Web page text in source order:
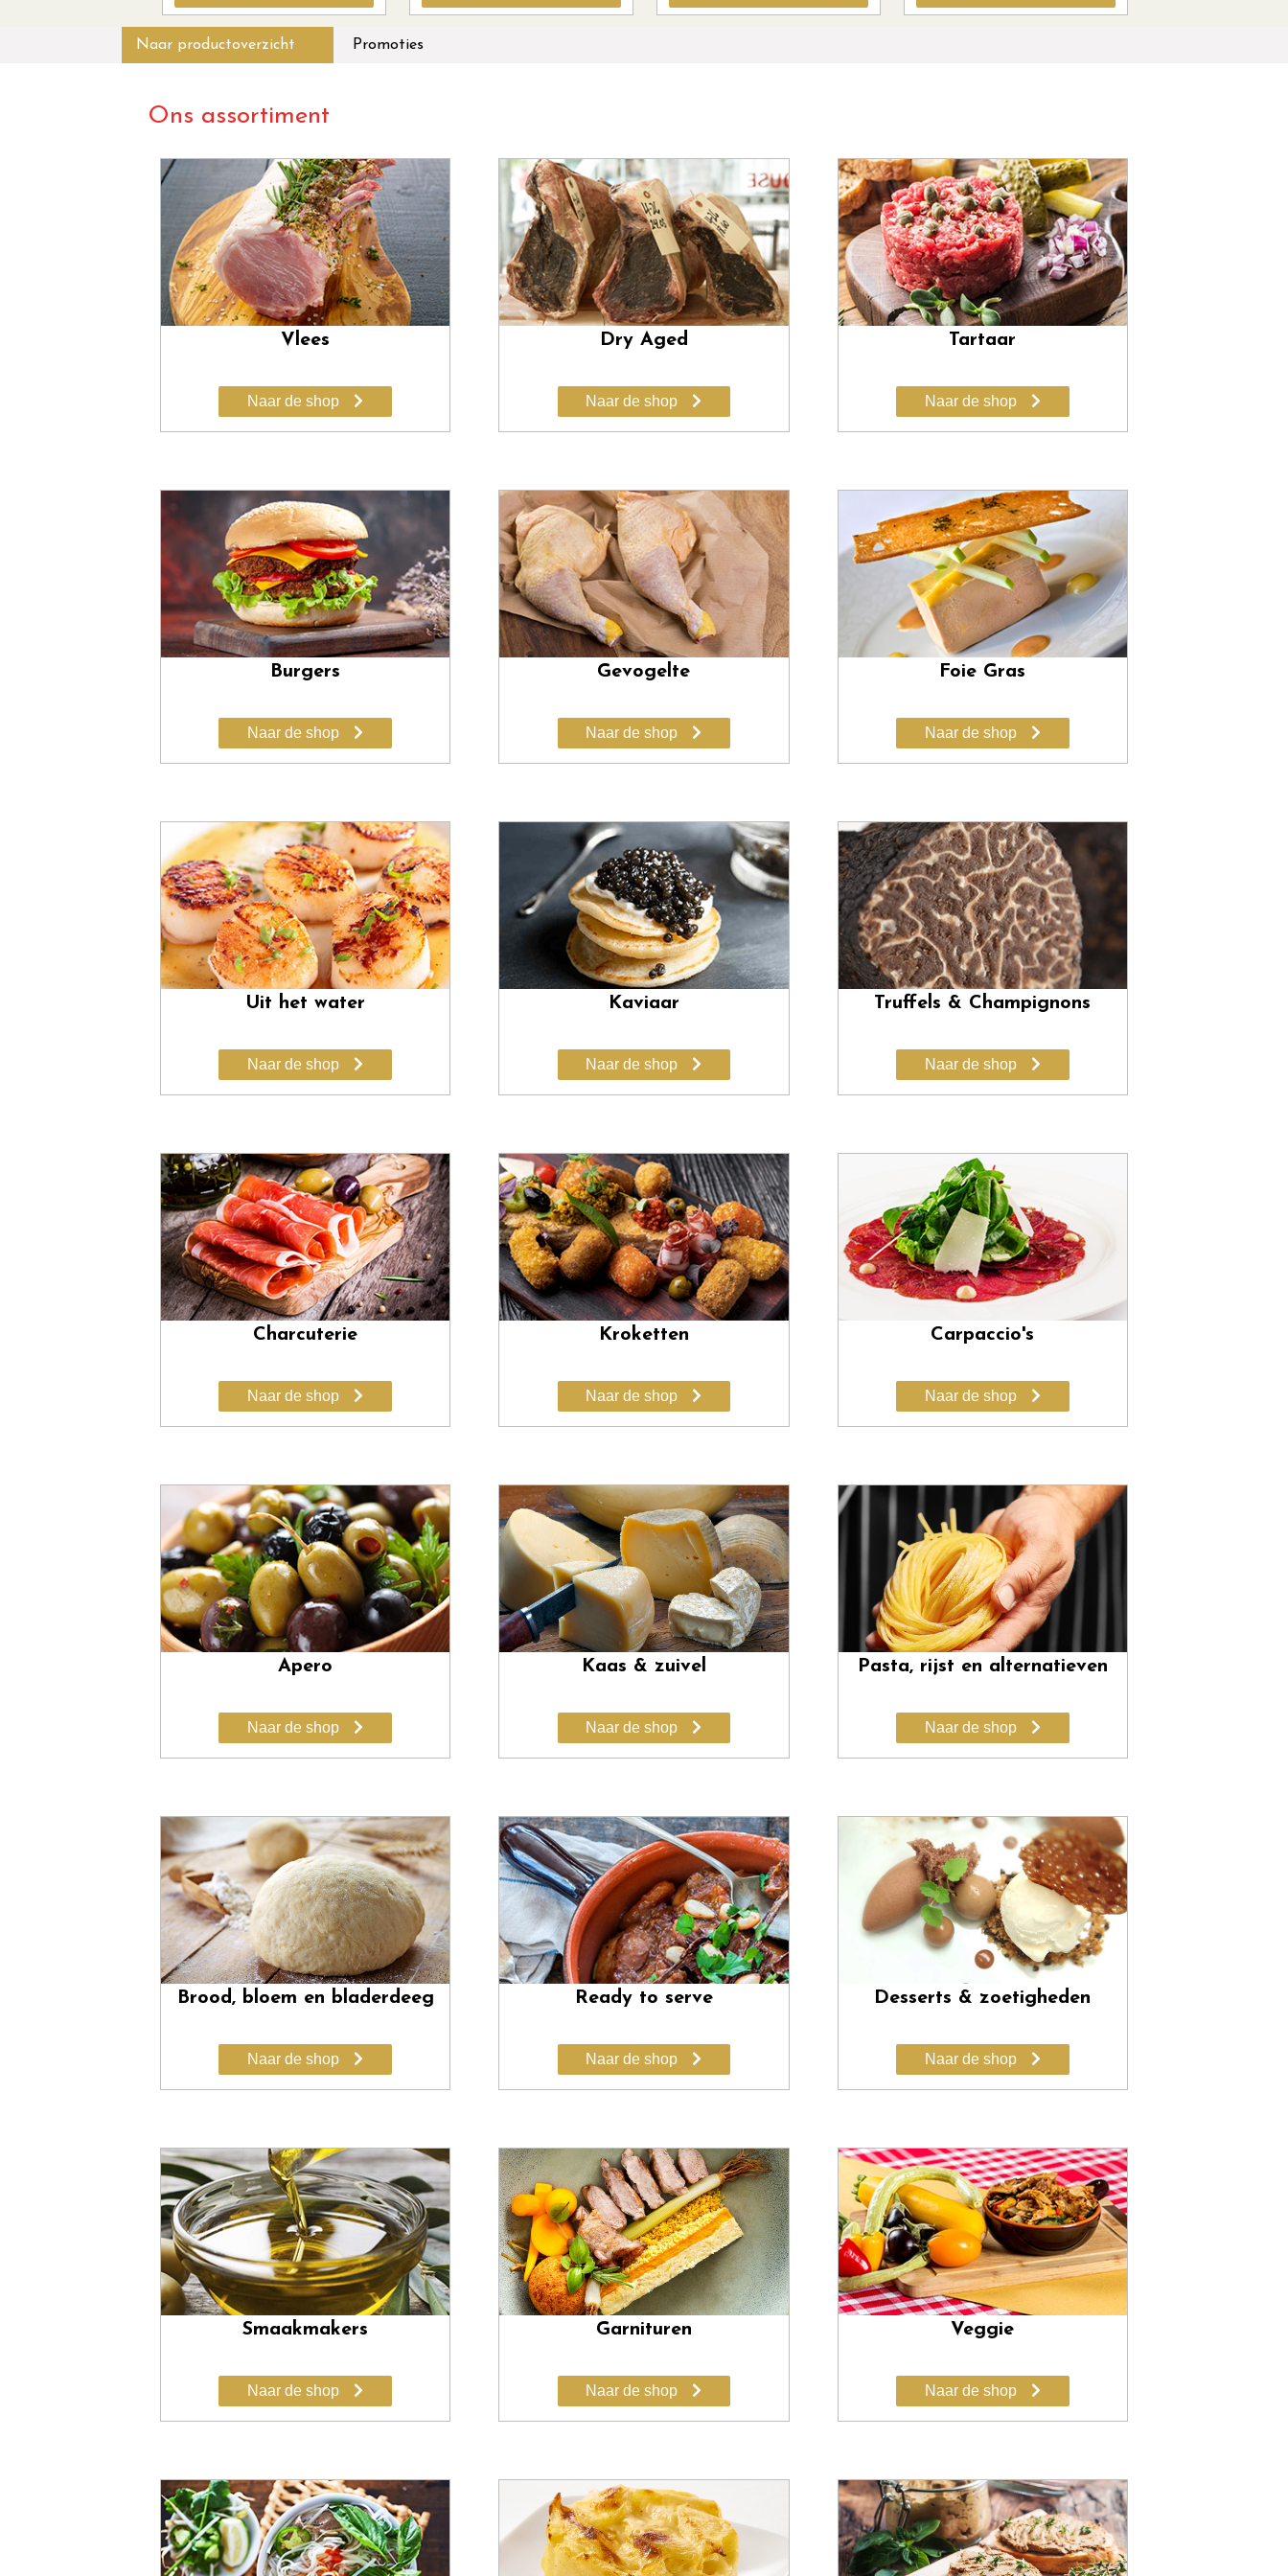
Naar productoverzicht Promoties
Ons assortiment
Vlees
Naar de shop
Dry Aged
Naar de shop
Tartaar
Naar de shop
Burgers
Naar de shop
Gevogelte
Naar de shop
Foie Gras
Naar de shop
Uit het water
Naar de shop
Kaviaar
Naar de shop
Truffels & Champignons
Naar de shop
Charcuterie
Naar de shop
Kroketten
Naar de shop
Carpaccio's
Naar de shop
Apero
Naar de shop
Kaas & zuivel
Naar de shop
Pasta, rijst en alternatieven
Naar de shop
Brood, bloem en bladerdeeg
Naar de shop
Ready to serve
Naar de shop
Desserts & zoetigheden
Naar de shop
Smaakmakers
Naar de shop
Garnituren
Naar de shop
Veggie
Naar de shop